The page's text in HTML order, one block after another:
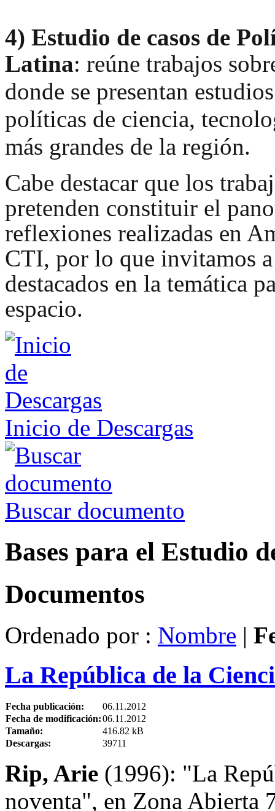
4) Estudio de casos de
Latina: reúne trabajos so
donde se presentan
políticas de ciencia,
más grandes de la región.
Cabe destacar que los
pretenden constituir el
reflexiones realizadas en
CTI, por lo que invitamos
destacados en la temática
espacio.
Inicio de Descargas
Buscar documento
Bases para el Estudio
Documentos
Ordenado por : Nombre |
La República de la
Fecha publicación:
06.11.2012
Fecha de modificación:06.11.2012
Tamaño:
416.82 kB
Descargas:
39711
Rip, Arie (1996): "La
noventa", en Zona Abierta